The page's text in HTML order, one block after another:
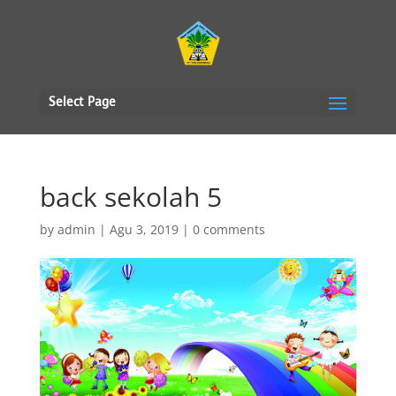
Select Page
back sekolah 5
by admin | Agu 3, 2019| 0 comments